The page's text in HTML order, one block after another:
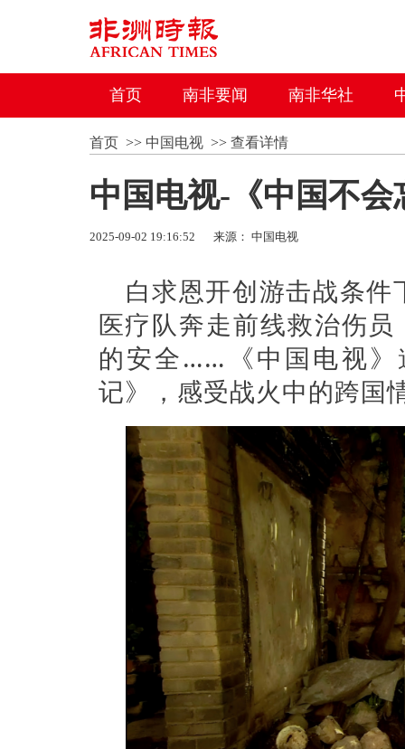
首页 南非要闻 南非华社
首页>> 中国电视>> 查看详情
中国电视-《中国不会
2025-09-02 19:16:52 来源： 中国电视
白求恩开创游击战条
医疗队奔走前线救治伤
的安全……《中国电视》
记》，感受战火中的跨国